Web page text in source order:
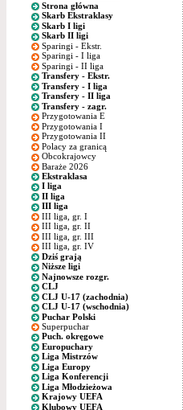
Strona główna
Skarb Ekstraklasy
Skarb I ligi
Skarb II ligi
Sparingi - Ekstr.
Sparingi - I liga
Sparingi - II liga
Transfery - Ekstr.
Transfery - I liga
Transfery - II liga
Transfery - zagr.
Przygotowania E
Przygotowania I
Przygotowania II
Polacy za granicą
Obcokrajowcy
Baraże 2026
Ekstraklasa
I liga
II liga
III liga
III liga, gr. I
III liga, gr. II
III liga, gr. III
III liga, gr. IV
Dziś grają
Niższe ligi
Najnowsze rozgr.
CLJ
CLJ U-17 (zachodnia)
CLJ U-17 (wschodnia)
Puchar Polski
Superpuchar
Puch. okręgowe
Europuchary
Liga Mistrzów
Liga Europy
Liga Konferencji
Liga Młodzieżowa
Krajowy UEFA
Klubowy UEFA